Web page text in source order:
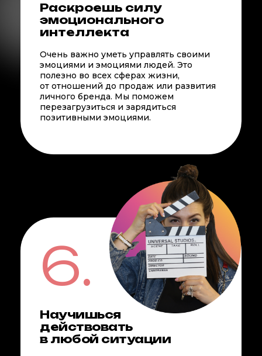
Раскроешь силу
эмоционального
интеллекта
Научишься
действовать
в любой ситуации
Очень важно уметь управлять своими
эмоциями и эмоциями людей. Это
полезно во всех сферах жизни,
от отношений до продаж или развития
личного бренда. Мы поможем
перезагрузиться и зарядиться
позитивными эмоциями.
6.